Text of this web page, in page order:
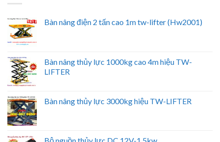
Bàn nâng điện 2 tấn cao 1m tw-lifter (Hw2001)
Bàn nâng thủy lực 1000kg cao 4m hiệu TW-
LIFTER
Bàn nâng thủy lực 3000kg hiệu TW-LIFTER